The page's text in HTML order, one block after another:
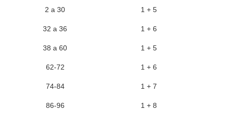
2 a 30 1 + 5
32 a 36 1 + 6
38 a 60 1 + 5
62-72 1 + 6
74-84 1 + 7
86-96 1 + 8